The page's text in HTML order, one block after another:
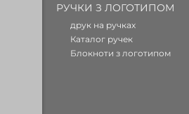
РУЧКИ З ЛОГОТИПОМ
друк на ручках
Каталог ручек
Блокноти з логотипом